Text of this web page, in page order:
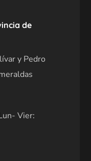
de
y Pedro
Vier: